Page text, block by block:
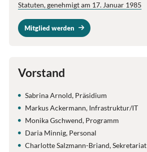
Statuten, genehmigt am 17. Januar 1985
Mitglied werden
Vorstand
Sabrina Arnold, Präsidium
Markus Ackermann, Infrastruktur/IT
Monika Gschwend, Programm
Daria Minnig, Personal
Charlotte Salzmann-Briand, Sekretariat